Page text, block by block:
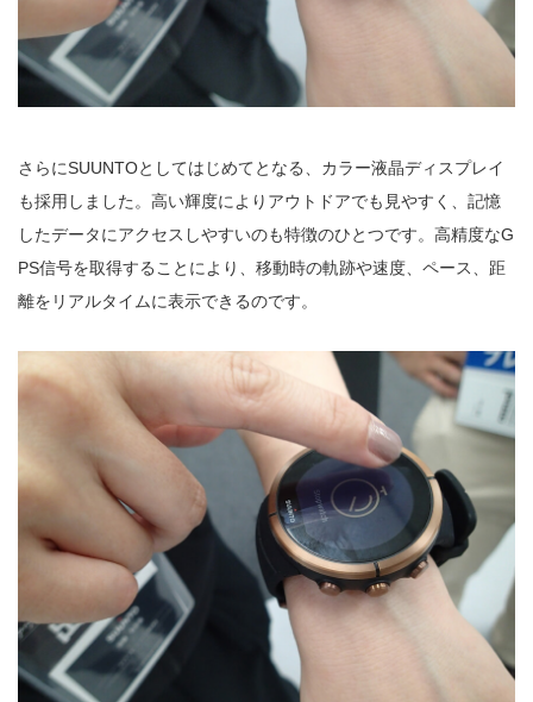
さらにSUUNTOとしてはじめてとなる、カラー液晶ディスプレイ
も採用しました。高い輝度によりアウトドアでも見やすく、記憶
したデータにアクセスしやすいのも特徴のひとつです。高精度なG
PS信号を取得することにより、移動時の軌跡や速度、ペース、距
離をリアルタイムに表示できるのです。